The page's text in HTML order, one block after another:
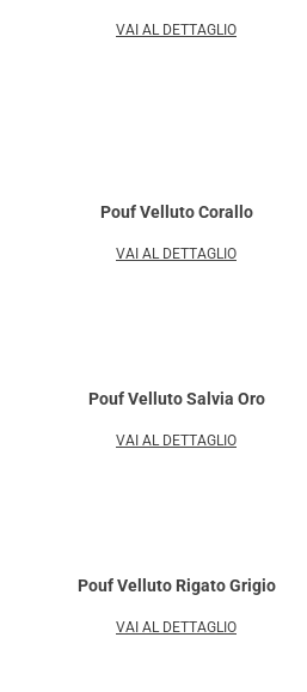
VAI AL DETTAGLIO
Pouf Velluto Corallo
VAI AL DETTAGLIO
Pouf Velluto Salvia Oro
VAI AL DETTAGLIO
Pouf Velluto Rigato Grigio
VAI AL DETTAGLIO